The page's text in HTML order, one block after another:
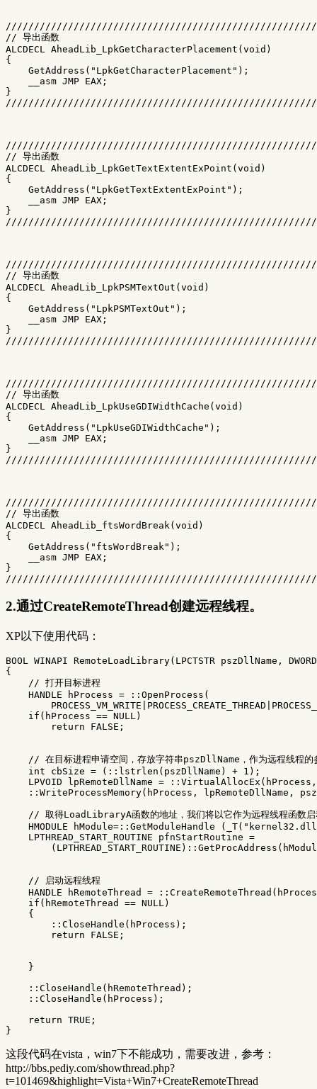
// 导出函数
ALCDECL AheadLib_LpkGetCharacterPlacement(void)
{
    GetAddress("LpkGetCharacterPlacement");
    __asm JMP EAX;
}
// 导出函数
ALCDECL AheadLib_LpkGetTextExtentExPoint(void)
{
    GetAddress("LpkGetTextExtentExPoint");
    __asm JMP EAX;
}
// 导出函数
ALCDECL AheadLib_LpkPSMTextOut(void)
{
    GetAddress("LpkPSMTextOut");
    __asm JMP EAX;
}
// 导出函数
ALCDECL AheadLib_LpkUseGDIWidthCache(void)
{
    GetAddress("LpkUseGDIWidthCache");
    __asm JMP EAX;
}
// 导出函数
ALCDECL AheadLib_ftsWordBreak(void)
{
    GetAddress("ftsWordBreak");
    __asm JMP EAX;
}
2.通过CreateRemoteThread创建远程线程。
XP以下使用代码：
BOOL WINAPI RemoteLoadLibrary(LPCTSTR pszDllName,
{
    // 打开目标进程
    HANDLE hProcess = ::OpenProcess(
    if(hProcess == NULL)
        return FALSE;
// 在目标进程申请空间，存放字符串pszDllName，作为远程线程的
    int cbSize = (::lstrlen(pszDllName) + 1);
LPVOID lpRemoteDllName =
::WriteProcessMemory(hProcess, lpRemoteDllName,
// 取得LoadLibraryA函数的地址，我们将以它作为远程线程函数启
HMODULE hModule=::GetModuleHandle
    LPTHREAD_START_ROUTINE pfnStartRoutine =
    // 启动远程线程
HANDLE hRemoteThread =
    if(hRemoteThread == NULL)
    {
        ::CloseHandle(hProcess);
        return FALSE;
    }
    ::CloseHandle(hRemoteThread);
    ::CloseHandle(hProcess);
    return TRUE;
这段代码在vista，win7下不能成功，需要改进，参考：
http://bbs.pediy.com/showthread.php?
t=101469&highlight=Vista+Win7+CreateRemoteThread